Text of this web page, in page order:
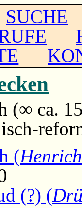
SUCHE
(∞ ca.
(Henrich
(?) (